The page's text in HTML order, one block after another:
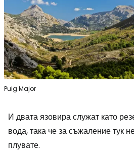
Puig Major
И двата язовира служат като
вода, така че за съжаление тук
плувате.